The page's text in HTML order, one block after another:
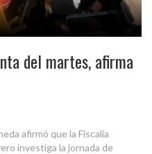
del martes, afirma
afirmó que la Fiscalía
investiga la jornada de